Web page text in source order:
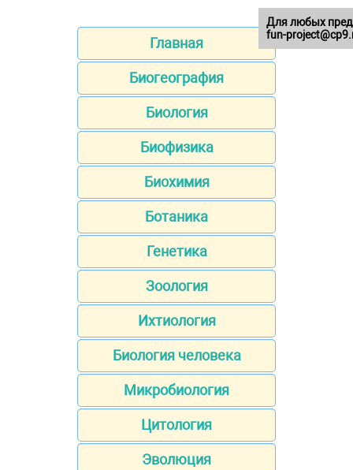
Главная
Биогеография
Биология
Биофизика
Биохимия
Ботаника
Генетика
Зоология
Ихтиология
Биология человека
Микробиология
Цитология
Эволюция
Для любых
fun-